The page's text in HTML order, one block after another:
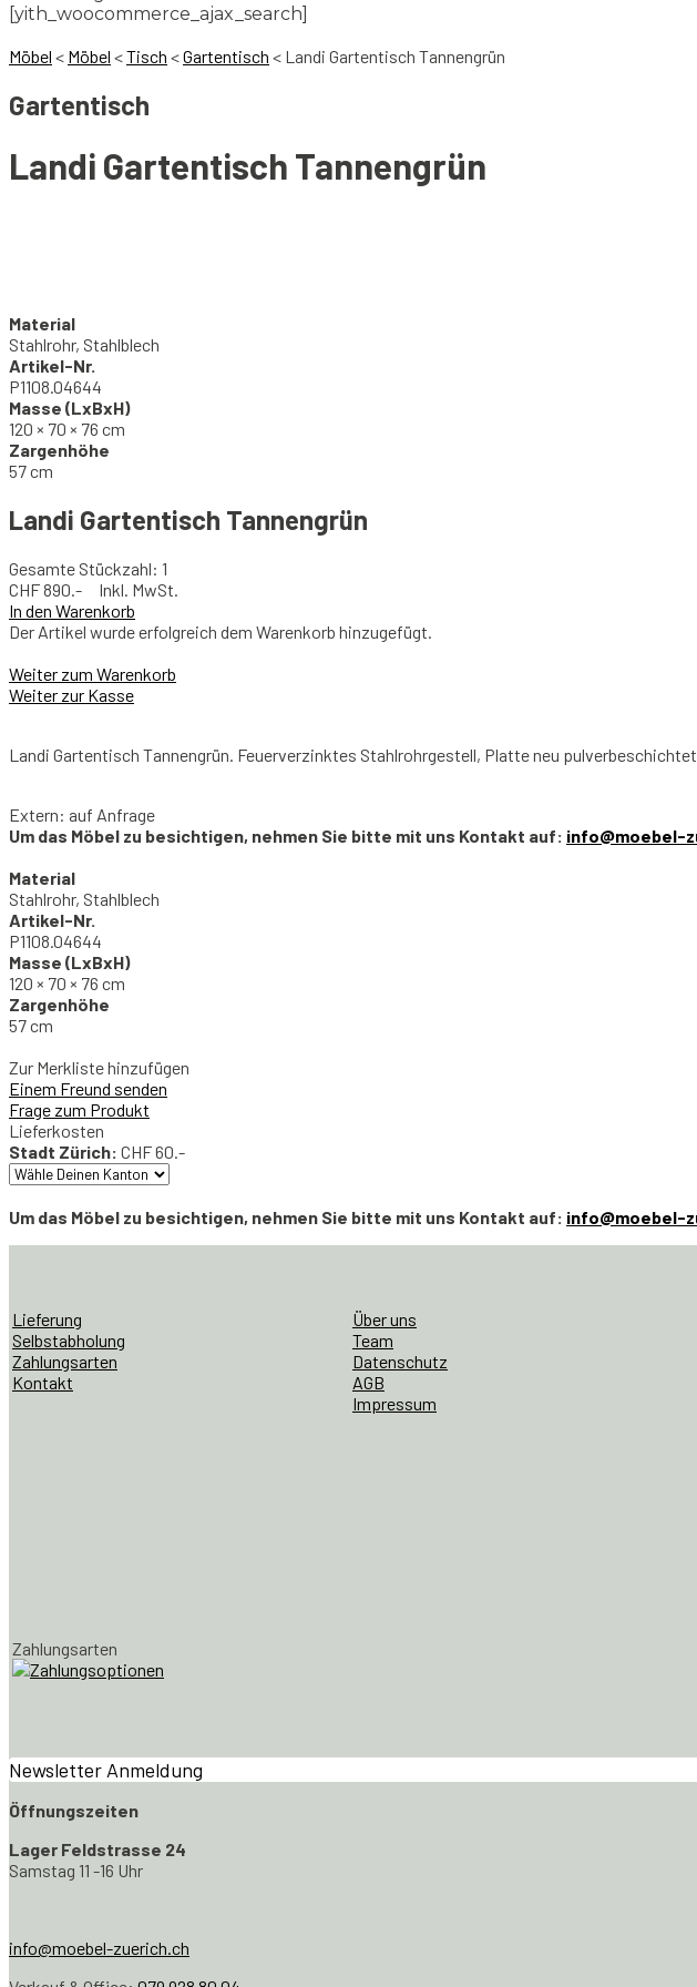
[yith_woocommerce_ajax_search]
Möbel < Möbel <Tisch <Gartentisch < Landi Gartentisch Tannengrün
Gartentisch
Landi Gartentisch Tannengrün
Material
Stahlrohr, Stahlblech
Artikel-Nr.
P1108.04644
Masse (LxBxH)
120 × 70 × 76 cm
Zargenhöhe
57 cm
Landi Gartentisch Tannengrün
Gesamte Stückzahl: 1
CHF890.- Inkl. MwSt.
In den Warenkorb
Der Artikel wurde erfolgreich dem Warenkorb hinzugefügt.
Weiter zum Warenkorb
Weiter zur Kasse
Landi Gartentisch Tannengrün. Feuerverzinktes Stahlrohrgestell, Platte neu
Extern: auf Anfrage
Um das Möbel zu besichtigen, nehmen Sie bitte mit uns Kontakt auf: info@moebel-
Material
Stahlrohr, Stahlblech
Artikel-Nr.
P1108.04644
Masse (LxBxH)
120 × 70 × 76 cm
Zargenhöhe
57 cm
Zur Merkliste hinzufügen
Einem Freund senden
Frage zum Produkt
Lieferkosten
Stadt Zürich: CHF 60.-
Um das Möbel zu besichtigen, nehmen Sie bitte mit uns Kontakt auf: info@moebel-
Lieferung
Selbstabholung
Zahlungsarten
Kontakt
Über uns
Team
Datenschutz
AGB
Impressum
Zahlungsarten
Newsletter Anmeldung
Öffnungszeiten
Lager Feldstrasse 24
Samstag 11 -16 Uhr
info@moebel-zuerich.ch